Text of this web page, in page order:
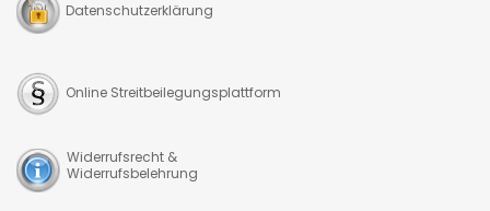
Datenschutzerklärung
Online Streitbeilegungsplattform
Widerrufsrecht &
Widerrufsbelehrung